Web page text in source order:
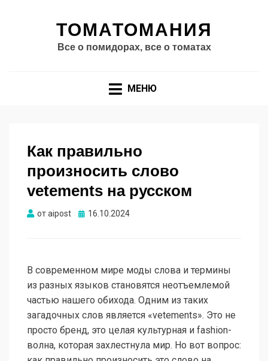
ТОМАТОМАНИЯ
Все о помидорах, все о томатах
МЕНЮ
Как правильно
произносить слово
vetements на русском
отaipost Опубликовано
16.10.2024
В современном мире моды слова и термины
из разных языков становятся неотъемлемой
частью нашего обихода. Одним из таких
загадочных слов является «vetements». Это не
просто бренд, это целая культурная и fashion-
волна, которая захлестнула мир. Но вот вопрос: